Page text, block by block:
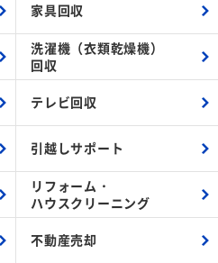
家具回収
洗濯機（衣類乾燥機）
回収
テレビ回収
引越しサポート
リフォーム・
ハウスクリーニング
不動産売却